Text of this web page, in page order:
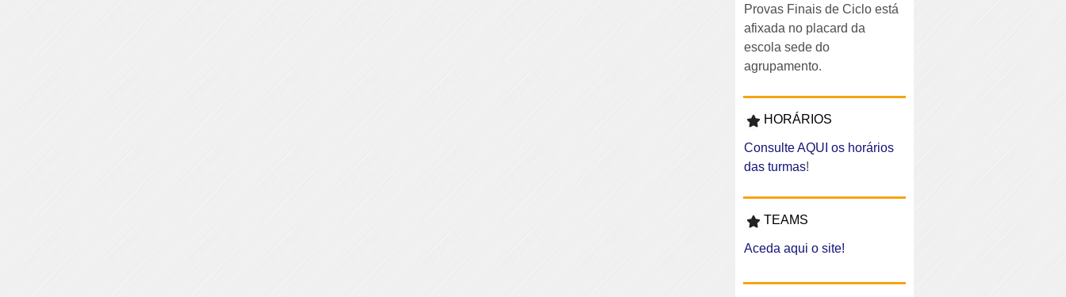
Provas Finais de Ciclo está
afixada no placard da
escola sede do
agrupamento.
HORÁRIOS
Consulte AQUI os horários
das turmas!
TEAMS
Aceda aqui o site!